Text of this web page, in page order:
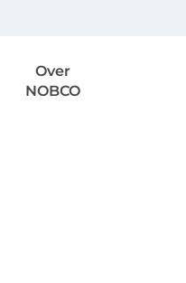
Over
NOBCO